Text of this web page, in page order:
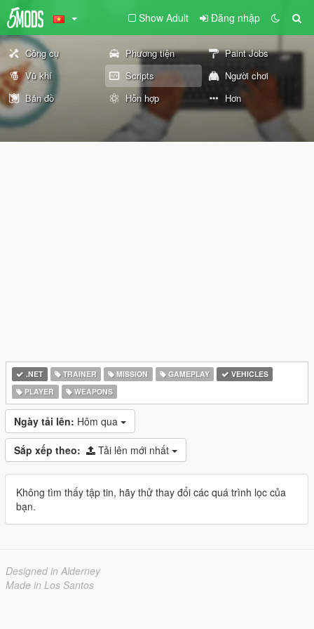
Show Adult Đăng nhập
Công cụ Phương tiện
Paint Jobs
Vũ khí
Scripts
Người chơi
Bản đồ
Hỗn hợp Hơn
.NET TRAINER MISSION GAMEPLAY
VEHICLES
PLAYER
WEAPONS
Ngày tải lên: Hôm qua
Sắp xếp theo: Tải lên mới nhất
Không tìm thấy tập tin, hãy thử thay đổi các quá trình lọc của
bạn.
Designed in Alderney
Made in Los Santos